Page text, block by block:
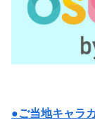
●ご当地キャラ